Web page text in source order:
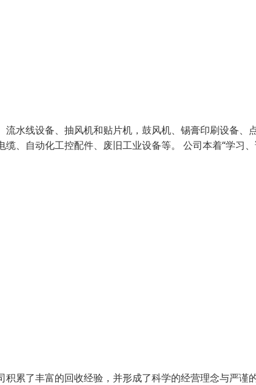
水线设备、抽风机和贴片机，鼓风机、锡膏印刷设备、
、自动化工控配件、废旧工业设备等。 公司本着“学习
累了丰富的回收经验，并形成了科学的经营理念与严谨